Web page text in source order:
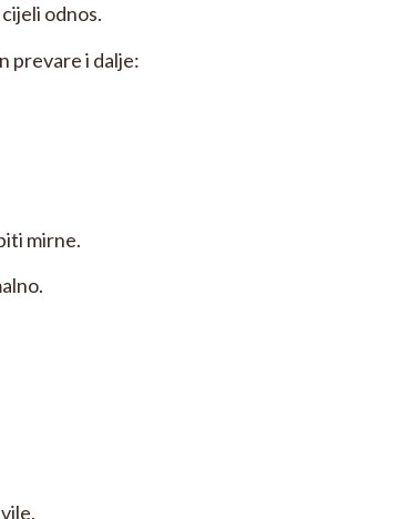
odnos.
prevare i dalje:
mirne.